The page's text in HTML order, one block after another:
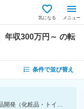
気になる メニュー
年収300万円～ の転
条件で並び替え
[職種]製品開発（化粧品・トイレタリー）-製品開発（化粧品・トイレタリー） [年収]300万円～